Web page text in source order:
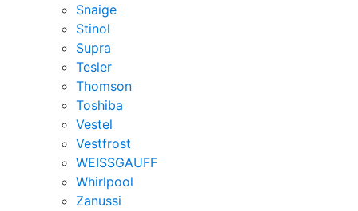
Snaige
Stinol
Supra
Tesler
Thomson
Toshiba
Vestel
Vestfrost
WEISSGAUFF
Whirlpool
Zanussi